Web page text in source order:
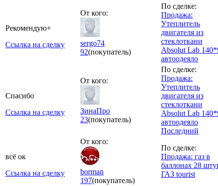
Рекомендую+
Ссылка на сделку
От кого:
sergo74
92(покупатель)
По сделке:
Продажа:
Утеплитель
двигателя из
стеклоткани
Absolut Lab
автоодеяло
Спасибо
Ссылка на сделку
От кого:
ЗинаПро
23(покупатель)
По сделке:
Продажа:
Утеплитель
двигателя из
стеклоткани
Absolut Lab
автоодеяло
Последний
всё ок
Ссылка на сделку
От кого:
borman
197(покупатель)
По сделке:
Продажа: газ в
баллонах 28
ГАЗ tourist